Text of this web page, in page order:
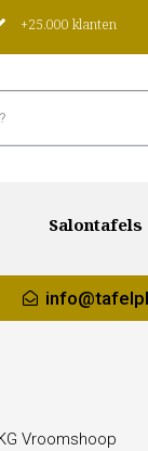
+25.000 klanten
Salontafels
Vroomshoop